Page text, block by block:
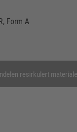
Form A
resirkulert materiale